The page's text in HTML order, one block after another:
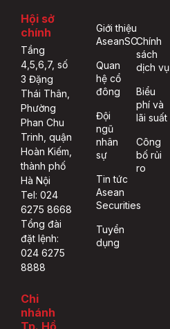
Hội sở
chính
Tầng
4,5,6,7, số
3 Đặng
Thái Thân,
Phường
Phan Chu
Trinh, quận
Hoàn Kiếm,
thành phố
Hà Nội
Tel: 024
6275 8668
Tổng đài
đặt lệnh:
024 6275
8888
Chi
nhánh
Tp. Hồ
Giới thiệu
AseanSC
Quan
hệ cổ
đông
Đội
ngũ
nhân
sự
Tin tức
Asean
Securities
Tuyển
dụng
Chính
sách
dịch vụ
Biểu
phí và
lãi suất
Công
bố rủi
ro